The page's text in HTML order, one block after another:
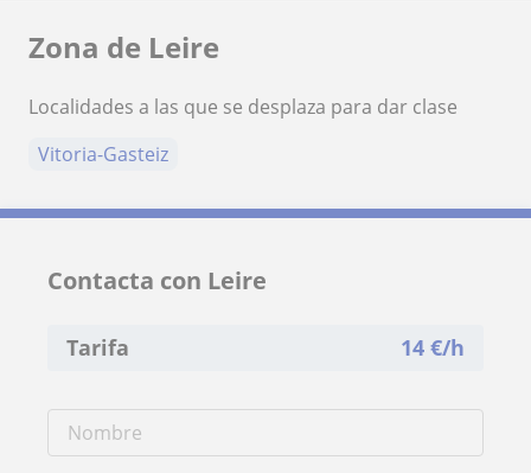
Zona de Leire
Localidades a las que se desplaza para dar clase
Vitoria-Gasteiz
Contacta con Leire
Tarifa 14 €/h